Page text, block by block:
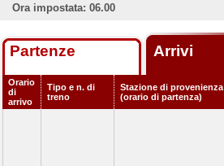
Ora impostata: 06.00
Partenze Arrivi
Orario
di
arrivo
Tipo e n. di
treno
Stazione di provenienza
(orario di partenza)